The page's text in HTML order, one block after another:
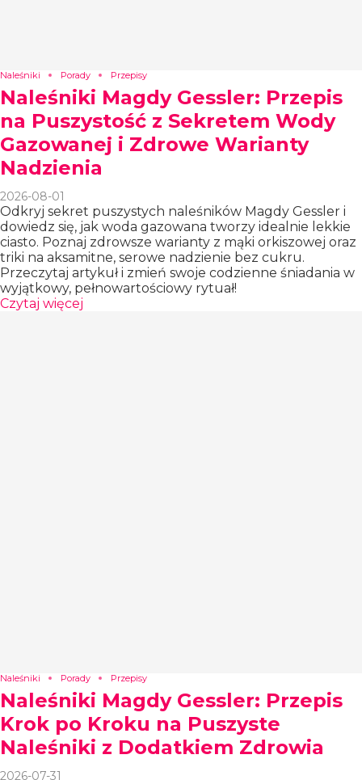
Naleśniki Porady Przepisy
Naleśniki Magdy Gessler: Przepis
na Puszystość z Sekretem Wody
Gazowanej i Zdrowe Warianty
Nadzienia
2026-08-01
Odkryj sekret puszystych naleśników Magdy Gessler i
dowiedz się, jak woda gazowana tworzy idealnie lekkie
ciasto. Poznaj zdrowsze warianty z mąki orkiszowej oraz
triki na aksamitne, serowe nadzienie bez cukru.
Przeczytaj artykuł i zmień swoje codzienne śniadania w
wyjątkowy, pełnowartościowy rytuał!
Czytaj więcej
Naleśniki Porady Przepisy
Naleśniki Magdy Gessler: Przepis
Krok po Kroku na Puszyste
Naleśniki z Dodatkiem Zdrowia
2026-07-31